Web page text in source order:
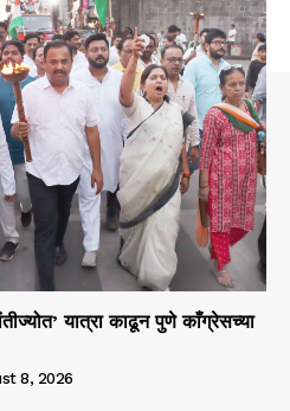
यात्रा काढून पुणे काँग्रेसच्या
8, 2026